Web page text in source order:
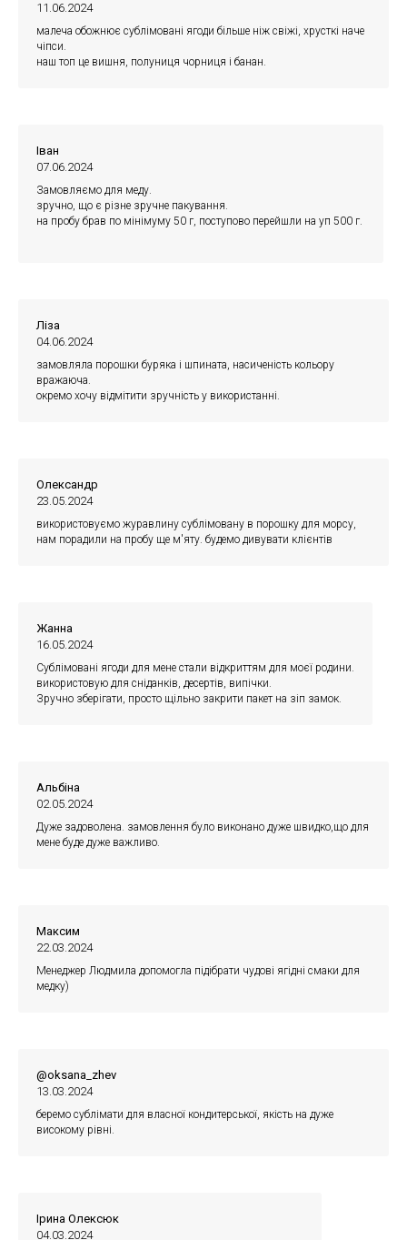
11.06.2024
малеча обожнює сублімовані ягоди більше ніж свіжі, хрусткі наче
чіпси.
наш топ це вишня, полуниця чорниця і банан.
Іван
07.06.2024
Замовляємо для меду.
зручно, що є різне зручне пакування.
на пробу брав по мінімуму 50 г, поступово перейшли на уп 500 г.
Ліза
04.06.2024
замовляла порошки буряка і шпината, насиченість кольору
вражаюча.
окремо хочу відмітити зручність у використанні.
Олександр
23.05.2024
використовуємо журавлину сублімовану в порошку для морсу,
нам порадили на пробу ще м'яту. будемо дивувати клієнтів
Жанна
16.05.2024
Сублімовані ягоди для мене стали відкриттям для моєї родини.
використовую для сніданків, десертів, випічки.
Зручно зберігати, просто щільно закрити пакет на зіп замок.
Альбіна
02.05.2024
Дуже задоволена. замовлення було виконано дуже швидко,що для
мене буде дуже важливо.
Максим
22.03.2024
Менеджер Людмила допомогла підібрати чудові ягідні смаки для
медку)
@oksana_zhev
13.03.2024
беремо сублімати для власної кондитерської, якість на дуже
високому рівні.
Ірина Олексюк
04.03.2024